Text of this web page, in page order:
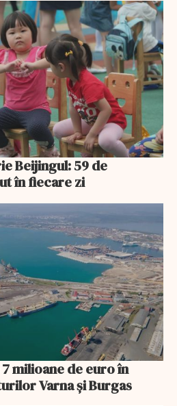
Beijingul: 59 de
în fiecare zi
milioane de euro în
Varna și Burgas